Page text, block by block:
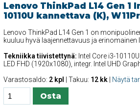
Lenovo ThinkPad L14 Gen 1
10110U kannettava (K),
Lenovo ThinkPad L14 Gen 1 on
kuuluu hyvä laajennettavuus ja erinomainen
Tekniikka tiivistettynä: Intel Core i3-
LED FHD (1920x1080), integr. Intel UHD
Varastosaldo: 2 kpl | Takuu: 12 kk| Näytä